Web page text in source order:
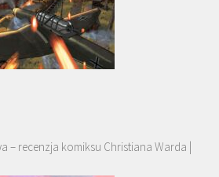
– recenzja komiksu Christiana Warda |